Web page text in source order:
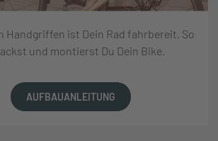
Handgriffen ist Dein Rad fahrbereit. So
und montierst Du Dein Bike.
AUFBAUANLEITUNG